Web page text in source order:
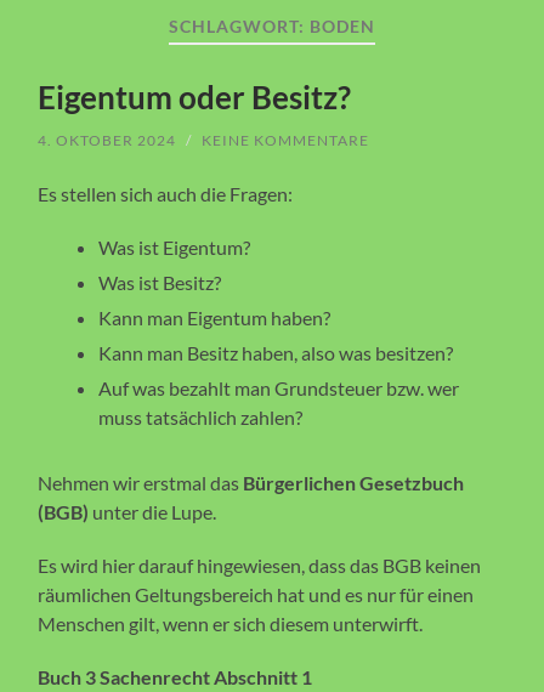
SCHLAGWORT: BODEN
Eigentum oder Besitz?
4. OKTOBER 2024 / KEINE KOMMENTARE
Es stellen sich auch die Fragen:
Was ist Eigentum?
Was ist Besitz?
Kann man Eigentum haben?
Kann man Besitz haben, also was besitzen?
Auf was bezahlt man Grundsteuer bzw. wer
muss tatsächlich zahlen?
Nehmen wir erstmal das Bürgerlichen Gesetzbuch
(BGB) unter die Lupe.
Es wird hier darauf hingewiesen, dass das BGB keinen
räumlichen Geltungsbereich hat und es nur für einen
Menschen gilt, wenn er sich diesem unterwirft.
Buch 3 Sachenrecht Abschnitt 1